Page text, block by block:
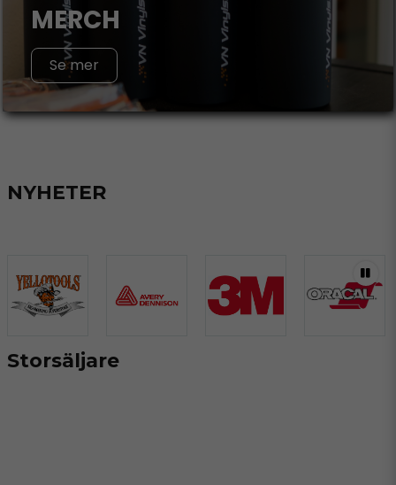
MERCH
Se mer
NYHETER
Storsäljare